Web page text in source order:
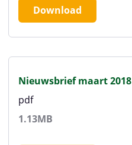
Download
Nieuwsbrief maart 2018
pdf
1.13MB